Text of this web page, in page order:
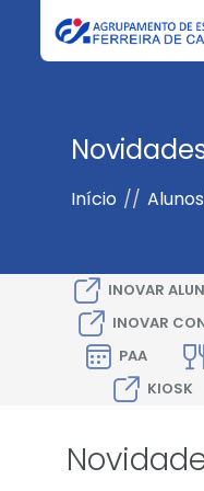
Início //
INOVAR
INOVAR
PAA
KIOSK